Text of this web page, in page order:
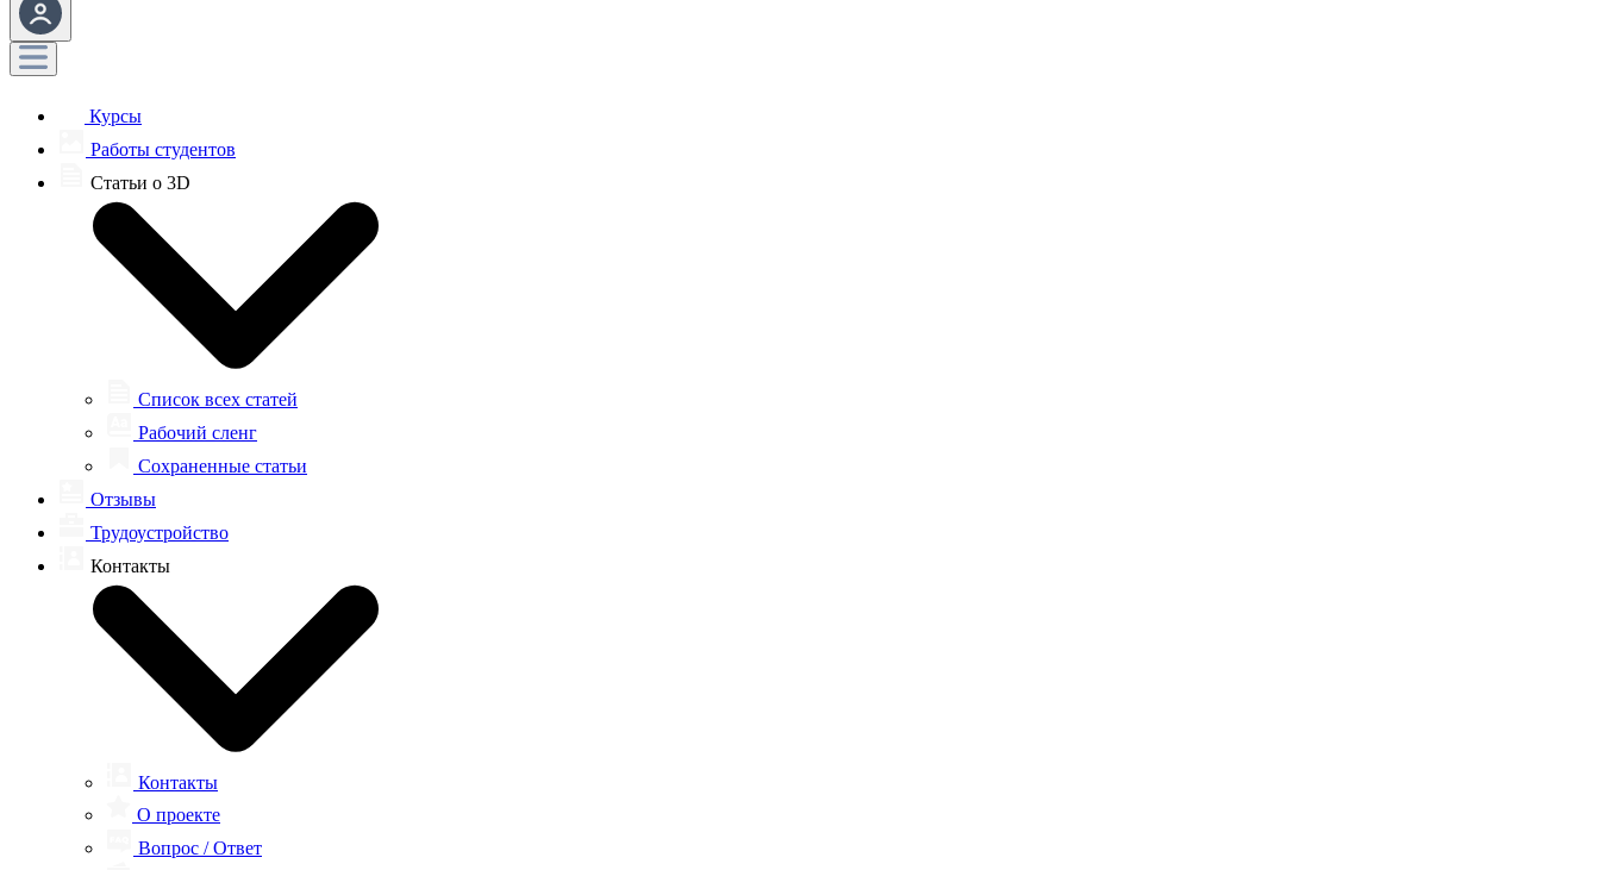
Курсы
Работы студентов
Статьи о 3D
Список всех статей
Рабочий сленг
Сохраненные статьи
Отзывы
Трудоустройство
Контакты
Контакты
О проекте
Вопрос / Ответ